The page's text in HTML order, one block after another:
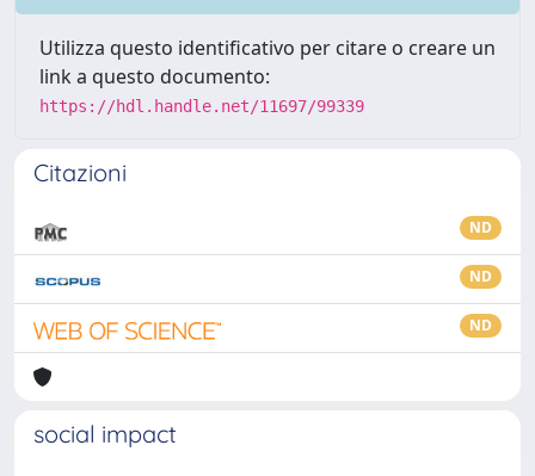
Utilizza questo identificativo per citare o creare un
link a questo documento:
https://hdl.handle.net/11697/99339
Citazioni
ND
ND
ND
social impact